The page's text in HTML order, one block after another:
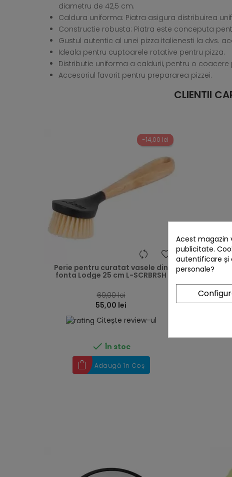
diametru de 42,5 cm.
Caldura uniforma: Piatra asigura distribuirea
Constructie robusta: Piatra este conceputa
Gustul autentic al unei pizza italienesti la dvs.
Ideala pentru cuptoarele rotative pentru pizza.
Distributie uniforma a caldurii, pentru o coacere
Accesoriul favorit pentru prepararea pizzei.
CLIENTII
-14,00 lei
heart
Perie pentru curatat vasele din
fonta Lodge 25 cm L-SCRBRSH
69,00 lei
55,00 lei
Citește review-ul
 În stoc
Adaugă în Coș
Acest magazin
publicitate.
autentificare și
personale?